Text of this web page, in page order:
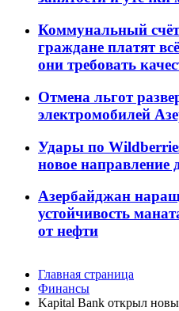
Коммунальный
граждане платят
они требовать
Отмена льгот
электромобилей
Удары по
новое направление
Азербайджан
устойчивость
от нефти
Главная страница
Финансы
Kapital Bank открыл